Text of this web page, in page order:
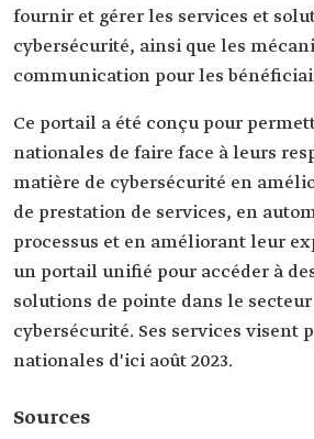
fournir et gérer les services et
cybersécurité, ainsi que les
communication pour les
Ce portail a été conçu pour
nationales de faire face à leurs
matière de cybersécurité en
de prestation de services, en
processus et en améliorant leur
un portail unifié pour accéder à
solutions de pointe dans le
cybersécurité. Ses services visent
nationales d'ici août 2023.
Sources